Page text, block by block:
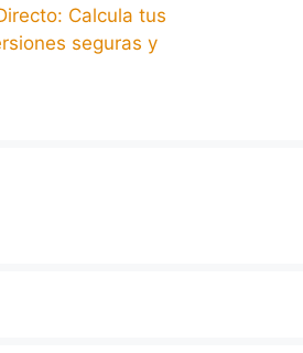
Calcula tus
seguras y